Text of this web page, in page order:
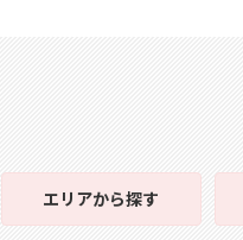
エリアから探す